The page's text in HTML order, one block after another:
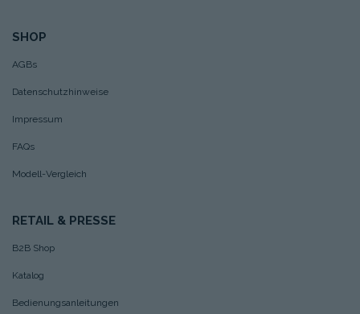
SHOP
AGBs
Datenschutzhinweise
Impressum
FAQs
Modell-Vergleich
RETAIL & PRESSE
B2B Shop
Katalog
Bedienungsanleitungen